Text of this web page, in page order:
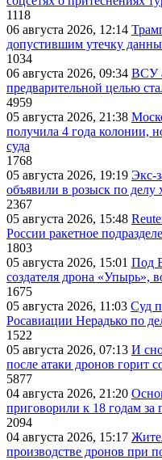
1118
06 августа 2026, 12:14
допустившим утечку
1034
06 августа 2026, 09:34 ВСУ
предварительной целью
4959
05 августа 2026, 21:38
получила 4 года колонии,
суда
1768
05 августа 2026, 19:19 Экс-
объявили в розыск по
2367
05 августа 2026, 15:48
России ракетное
1803
05 августа 2026, 15:01 Под
создателя дрона «Упырь»,
1675
05 августа 2026, 11:03 Суд
Росавиации Нерадько по
1522
05 августа 2026, 07:13 И
после атаки дронов горит
5877
04 августа 2026, 21:20
приговорили к 18 годам
2094
04 августа 2026, 15:17
производстве дронов при